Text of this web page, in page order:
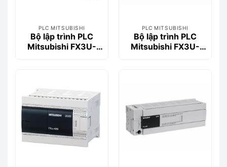
PLC MITSUBISHI
Bộ lập trình PLC
Mitsubishi FX3U-
PLC MITSUBISHI
Bộ lập trình PLC
Mitsubishi FX3U-